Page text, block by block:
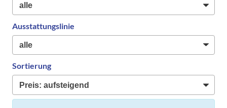
Ausstattungslinie
Sortierung